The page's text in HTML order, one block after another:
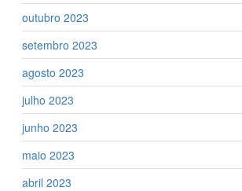
outubro 2023
setembro 2023
agosto 2023
julho 2023
junho 2023
maio 2023
abril 2023